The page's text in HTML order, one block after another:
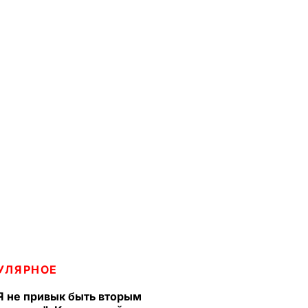
не привык быть вторым